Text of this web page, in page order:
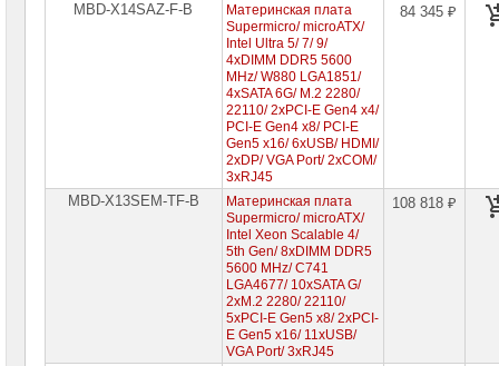
MBD-X14SAZ-F-B
Материнская плата
Supermicro/ microATX/
Intel Ultra 5/ 7/ 9/
4xDIMM DDR5 5600
MHz/ W880 LGA1851/
4xSATA 6G/ M.2 2280/
22110/ 2xPCI-E Gen4 x4/
PCI-E Gen4 x8/ PCI-E
Gen5 x16/ 6xUSB/ HDMI/
2xDP/ VGA Port/ 2xCOM/
3xRJ45
84 345 ₽
MBD-X13SEM-TF-B
Материнская плата
Supermicro/ microATX/
Intel Xeon Scalable 4/
5th Gen/ 8xDIMM DDR5
5600 MHz/ C741
LGA4677/ 10xSATA G/
2xM.2 2280/ 22110/
5xPCI-E Gen5 x8/ 2xPCI-
E Gen5 x16/ 11xUSB/
VGA Port/ 3xRJ45
108 818 ₽